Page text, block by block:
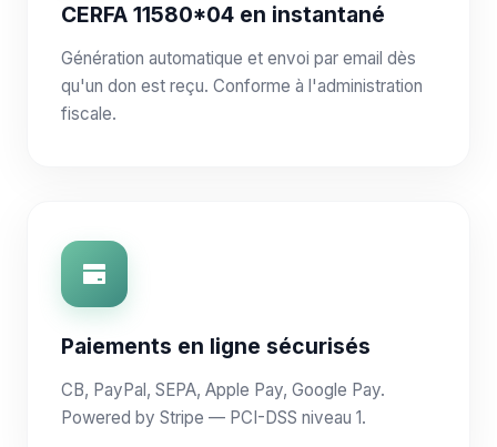
CERFA 11580*04 en instantané
Génération automatique et envoi par email dès
qu'un don est reçu. Conforme à l'administration
fiscale.
Paiements en ligne sécurisés
CB, PayPal, SEPA, Apple Pay, Google Pay.
Powered by Stripe — PCI-DSS niveau 1.